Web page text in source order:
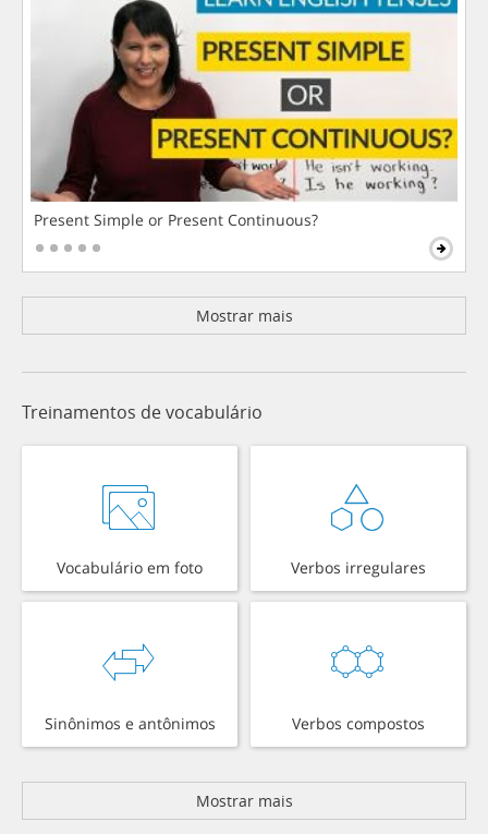
Present Simple or Present Continuous?
Mostrar mais
Treinamentos de vocabulário
Vocabulário em foto Verbos irregulares
Sinônimos e antônimos Verbos compostos
Mostrar mais